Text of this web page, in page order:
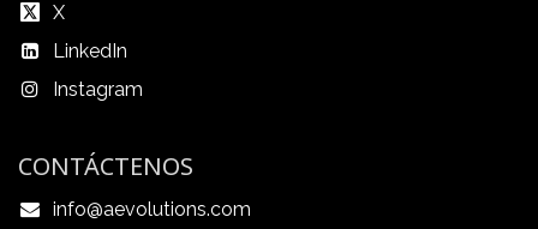
X
LinkedIn
Instagram
CONTÁCTENOS
info@aevolutions.com